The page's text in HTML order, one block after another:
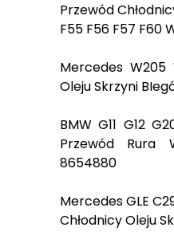
Przewód
F55 F56 F57 F60
Mercedes W205
Oleju Skrzyni
BMW G11 G12
Przewód Rura
8654880
Mercedes GLE
Chłodnicy Oleju